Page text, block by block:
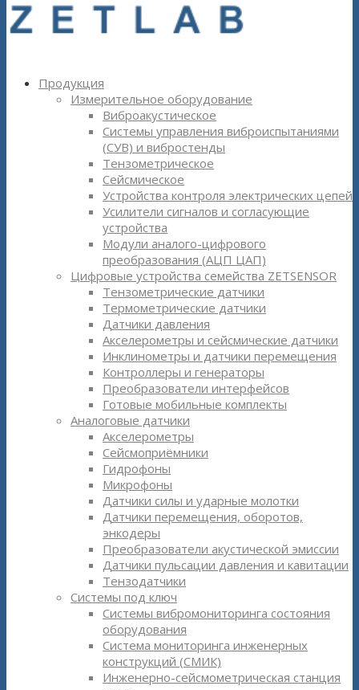
Продукция
Измерительное оборудование
Виброакустическое
Системы управления виброиспытаниями
(СУВ) и вибростенды
Тензометрическое
Сейсмическое
Устройства контроля электрических цепей
Усилители сигналов и согласующие
устройства
Модули аналого-цифрового
преобразования (АЦП ЦАП)
Цифровые устройства семейства ZETSENSOR
Тензометрические датчики
Термометрические датчики
Датчики давления
Акселерометры и сейсмические датчики
Инклинометры и датчики перемещения
Контроллеры и генераторы
Преобразователи интерфейсов
Готовые мобильные комплекты
Аналоговые датчики
Акселерометры
Сейсмоприёмники
Гидрофоны
Микрофоны
Датчики силы и ударные молотки
Датчики перемещения, оборотов,
энкодеры
Преобразователи акустической эмиссии
Датчики пульсации давления и кавитации
Тензодатчики
Системы под ключ
Системы вибромониторинга состояния
оборудования
Система мониторинга инженерных
конструкций (СМИК)
Инженерно-сейсмометрическая станция